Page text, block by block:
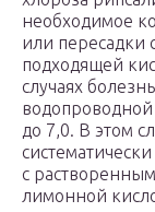
необходимое
или пересадки
подходящей
случаях
до 7,0. В этом
с
лимонной